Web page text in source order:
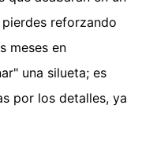
reforzando
meses en
una silueta; es
por los detalles, ya